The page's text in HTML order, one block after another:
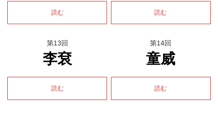
読む 読む
第13回
李袞
読む
第14回
童威
読む